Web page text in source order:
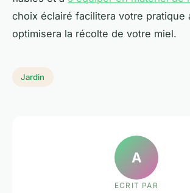
choix éclairé facilitera votre pratique
optimisera la récolte de votre miel.
Jardin
A
ECRIT PAR